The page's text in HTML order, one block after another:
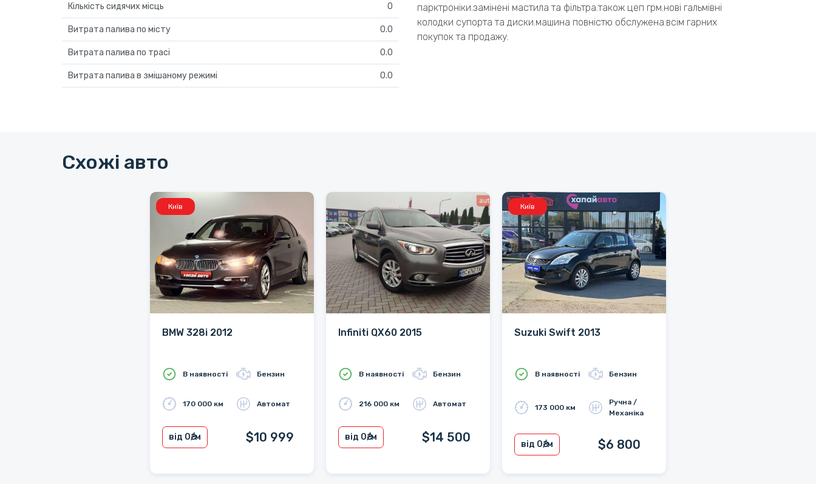
Кількість сидячих місць 0
Витрата палива по місту 0.0
Витрата палива по трасі 0.0
Витрата палива в змішаному режимі 0.0
парктроніки.замінені мастила та фільтра.також цеп грм.нові гальмівні
колодки супорта та диски.машина повністю обслужена.всім гарних
покупок та продажу.
Схожі авто
Київ
BMW 328i 2012
В наявності Бензин
170 000 км Автомат
від 0₴/м $10 999
Infiniti QX60 2015
В наявності Бензин
216 000 км Автомат
від 0₴/м $14 500
Київ
Suzuki Swift 2013
В наявності Бензин
173 000 км
Ручна /
Механіка
від 0₴/м $6 800